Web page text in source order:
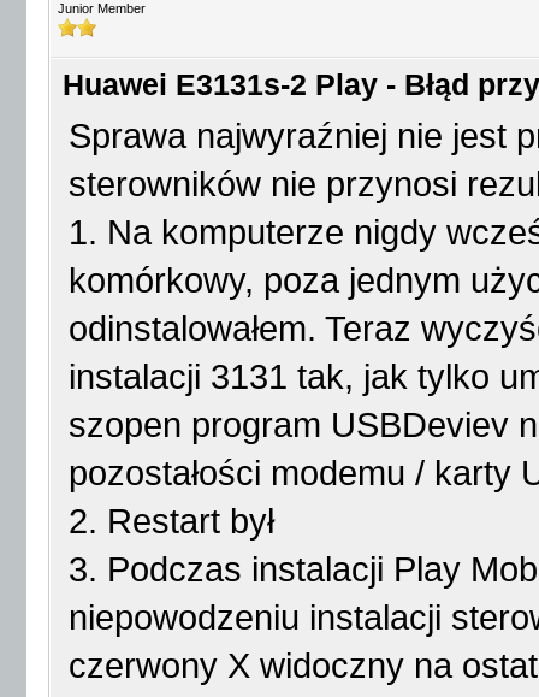
Junior Member
Huawei E3131s-2 Play - Błąd
Sprawa najwyraźniej nie jest
sterowników nie przynosi
1. Na komputerze nigdy
komórkowy, poza jednym
odinstalowałem. Teraz
instalacji 3131 tak, jak tylko
szopen program USBDeviev
pozostałości modemu / karty
2. Restart był
3. Podczas instalacji Play
niepowodzeniu instalacji
czerwony X widoczny na